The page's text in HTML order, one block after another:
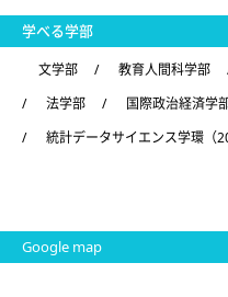
学べる学部
文学部 / 教育人間科学部
/
法学部 / 国際政治経済学
/
統計データサイエンス学環（
Google map